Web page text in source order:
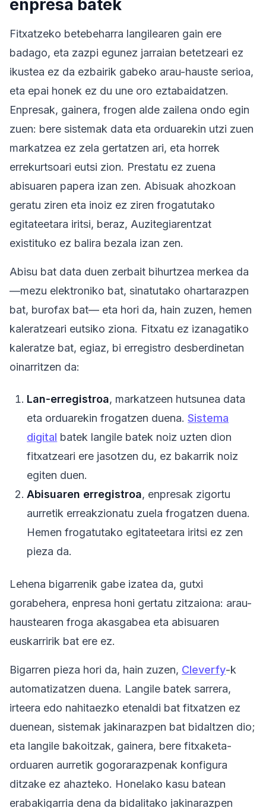
enpresa batek
Fitxatzeko betebeharra langilearen gain ere
badago, eta zazpi egunez jarraian betetzeari ez
ikustea ez da ezbairik gabeko arau-hauste serioa,
eta epai honek ez du une oro eztabaidatzen.
Enpresak, gainera, frogen alde zailena ondo egin
zuen: bere sistemak data eta orduarekin utzi zuen
markatzea ez zela gertatzen ari, eta horrek
errekurtsoari eutsi zion. Prestatu ez zuena
abisuaren papera izan zen. Abisuak ahozkoan
geratu ziren eta inoiz ez ziren frogatutako
egitateetara iritsi, beraz, Auzitegiarentzat
existituko ez balira bezala izan zen.
Abisu bat data duen zerbait bihurtzea merkea da
—mezu elektroniko bat, sinatutako ohartarazpen
bat, burofax bat— eta hori da, hain zuzen, hemen
kaleratzeari eutsiko ziona. Fitxatu ez izanagatiko
kaleratze bat, egiaz, bi erregistro desberdinetan
oinarritzen da:
Lan-erregistroa, markatzeen hutsunea data
eta orduarekin frogatzen duena.Sistema
digital batek langile batek noiz uzten dion
fitxatzeari ere jasotzen du, ez bakarrik noiz
egiten duen.
Abisuaren erregistroa, enpresak zigortu
aurretik erreakzionatu zuela frogatzen duena.
Hemen frogatutako egitateetara iritsi ez zen
pieza da.
Lehena bigarrenik gabe izatea da, gutxi
gorabehera, enpresa honi gertatu zitzaiona: arau-
haustearen froga akasgabea eta abisuaren
euskarririk bat ere ez.
Bigarren pieza hori da, hain zuzen, Cleverfy-k
automatizatzen duena. Langile batek sarrera,
irteera edo nahitaezko etenaldi bat fitxatzen ez
duenean, sistemak jakinarazpen bat bidaltzen dio;
eta langile bakoitzak, gainera, bere fitxaketa-
orduaren aurretik gogorarazpenak konfigura
ditzake ez ahazteko. Honelako kasu batean
erabakigarria dena da bidalitako jakinarazpen